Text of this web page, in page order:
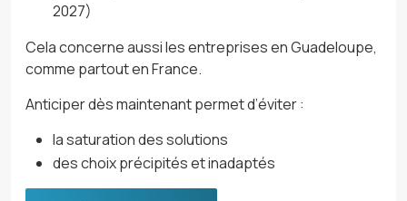
2027)
Cela concerne aussi les entreprises en Guadeloupe,
comme partout en France.
Anticiper dès maintenant permet d’éviter :
la saturation des solutions
des choix précipités et inadaptés